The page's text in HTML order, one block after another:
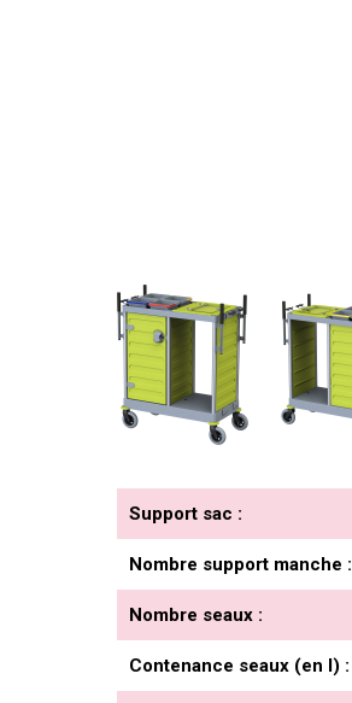
Support sac :
Nombre support manche :
Nombre seaux :
Contenance seaux (en l) :